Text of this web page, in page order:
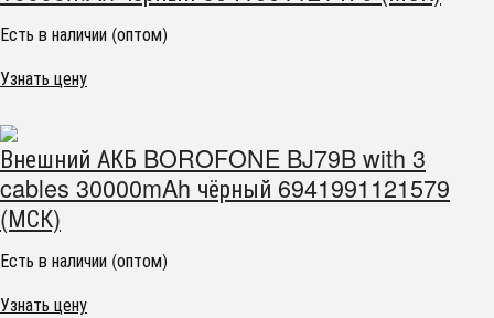
Есть в наличии (оптом)
Узнать цену
Внешний АКБ BOROFONE BJ79B with 3
cables 30000mAh чёрный 6941991121579
(МСК)
Есть в наличии (оптом)
Узнать цену